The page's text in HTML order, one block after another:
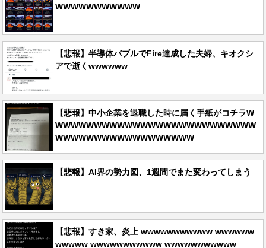
WWWWWWWWWWW
【悲報】半導体バブルでFire達成した夫婦、キオクシ
アで逝くwwwwww
【悲報】中小企業を退職した時に届く手紙がコチラW
WWWWWWWWWWWWWWWWWWWWWWWWWW
WWWWWWWWWWWWWWWWWW
【悲報】AI界の勢力図、1週間でまた変わってしまう
【悲報】すき家、炎上 wwwwwwwwwww wwwwww
wwwww wwwwwwwwwww wwwwwwwwwww